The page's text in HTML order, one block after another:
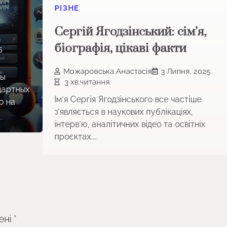
на
РІЗНЕ
Сергій Ягодзінський: сім’я,
біографія, цікаві факти
Можаровська Анастасія
3 Липня, 2025
3 хв.читання
Ім’я Сергія Ягодзінського все частіше
з’являється в наукових публікаціях,
інтерв’ю, аналітичних відео та освітніх
проєктах.…
*